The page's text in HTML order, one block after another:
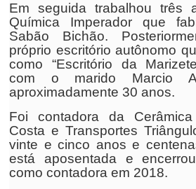
Em seguida trabalhou três
Química Imperador que
Sabão Bichão.
próprio escritório autônomo
como “Escritório da
com o marido Marcio
aproximadamente 30 anos.
Foi contadora da
Costa e Transportes
vinte e cinco anos e
está aposentada e
como contadora em 2018.